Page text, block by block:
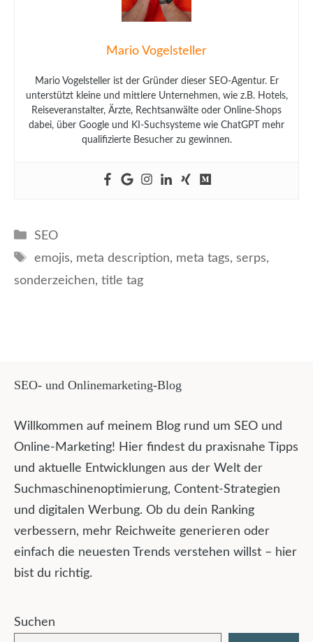
Mario Vogelsteller
Mario Vogelsteller ist der Gründer dieser SEO-Agentur. Er
unterstützt kleine und mittlere Unternehmen, wie z.B. Hotels,
Reiseveranstalter, Ärzte, Rechtsanwälte oder Online-Shops
dabei, über Google und KI-Suchsysteme wie ChatGPT mehr
qualifizierte Besucher zu gewinnen.
Kategorien
SEO
Schlagwörter
emojis, meta description, meta tags, serps,
sonderzeichen, title tag
SEO- und Onlinemarketing-Blog
Willkommen auf meinem Blog rund um SEO und
Online-Marketing! Hier findest du praxisnahe Tipps
und aktuelle Entwicklungen aus der Welt der
Suchmaschinenoptimierung, Content-Strategien
und digitalen Werbung. Ob du dein Ranking
verbessern, mehr Reichweite generieren oder
einfach die neuesten Trends verstehen willst – hier
bist du richtig.
Suchen